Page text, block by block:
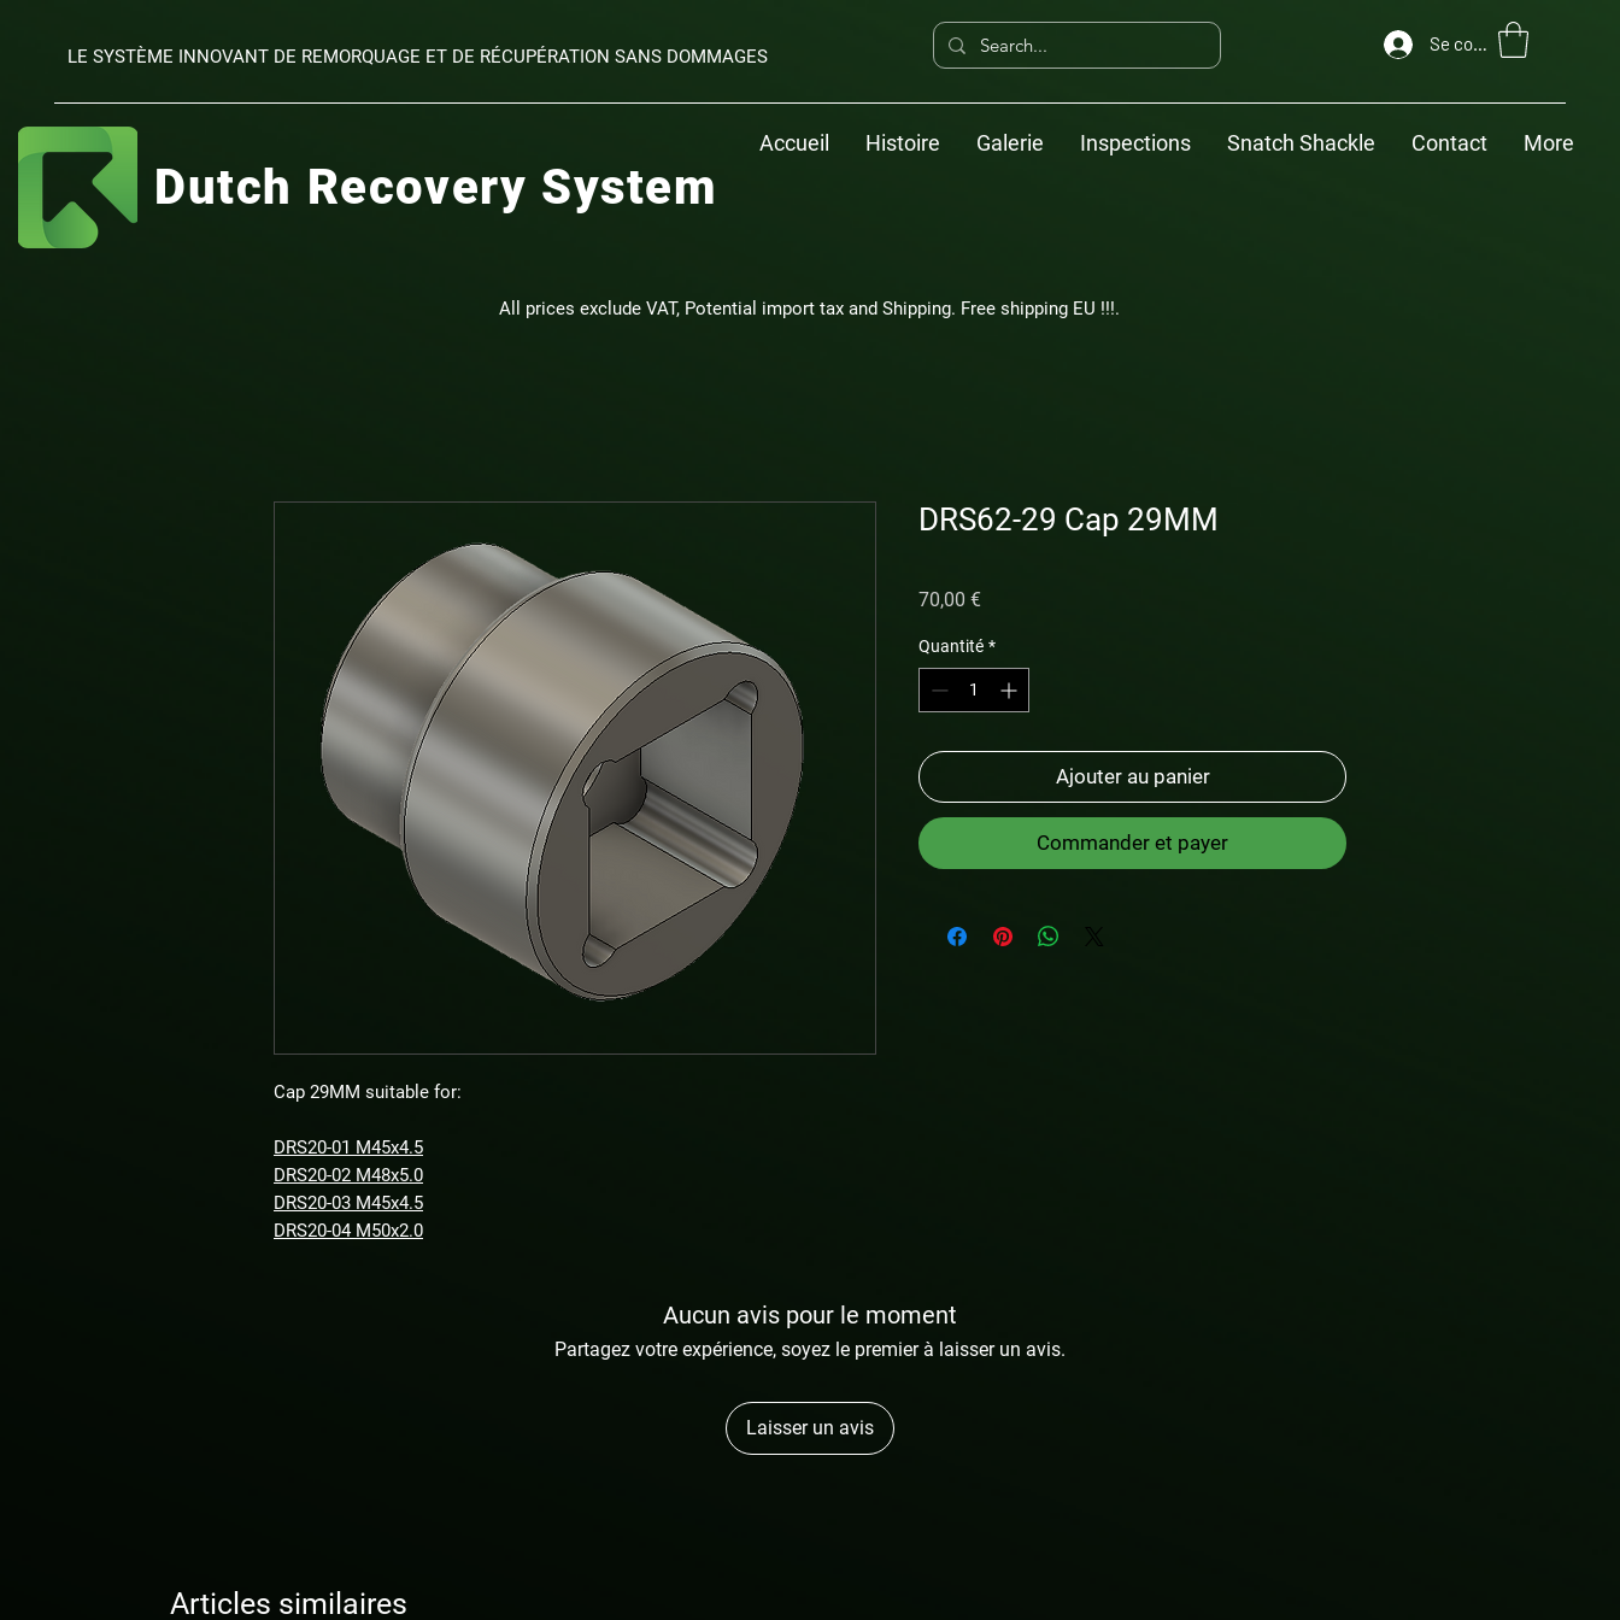
LE SYSTÈME INNOVANT DE REMORQUAGE ET DE RÉCUPÉRATION SANS DOMMAGES
Se connecter
Dutch Recovery System
Accueil Histoire Galerie Inspections Snatch Shackle Contact More
All prices exclude VAT, Potential import tax and Shipping. Free shipping EU !!!.
Cap 29MM suitable for:
DRS20-01 M45x4.5
DRS20-02 M48x5.0
DRS20-03 M45x4.5
DRS20-04 M50x2.0
DRS62-29 Cap 29MM
70,00 €Prix
Quantité *
Ajouter au panier
Commander et payer
Aucun avis pour le moment
Partagez votre expérience, soyez le premier à laisser un avis.
Laisser un avis
Articles similaires